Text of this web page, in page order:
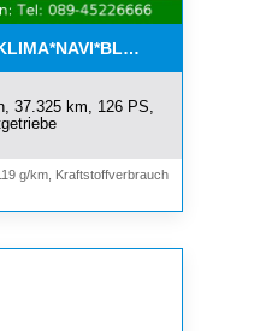
37.325 km, 126 PS,
g/km, Kraftstoffverbrauch